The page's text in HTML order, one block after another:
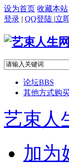
设为首页 收藏本站
登录 | QQ登陆 |立
论坛BBS
其他方式购
艺束人
加为